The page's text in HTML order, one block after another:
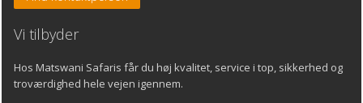
Vi tilbyder
Hos Matswani Safaris får du høj kvalitet, service i top, sikkerhed og
troværdighed hele vejen igennem.